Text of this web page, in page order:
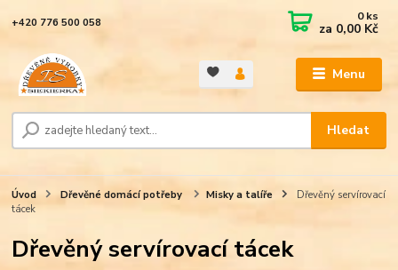
Menu
Hledat
+420 776 500 058 0ks
za 0,00 Kč
Úvod Dřevěné domácí potřeby Misky a talíře
Dřevěný servírovací
tácek
Dřevěný servírovací tácek